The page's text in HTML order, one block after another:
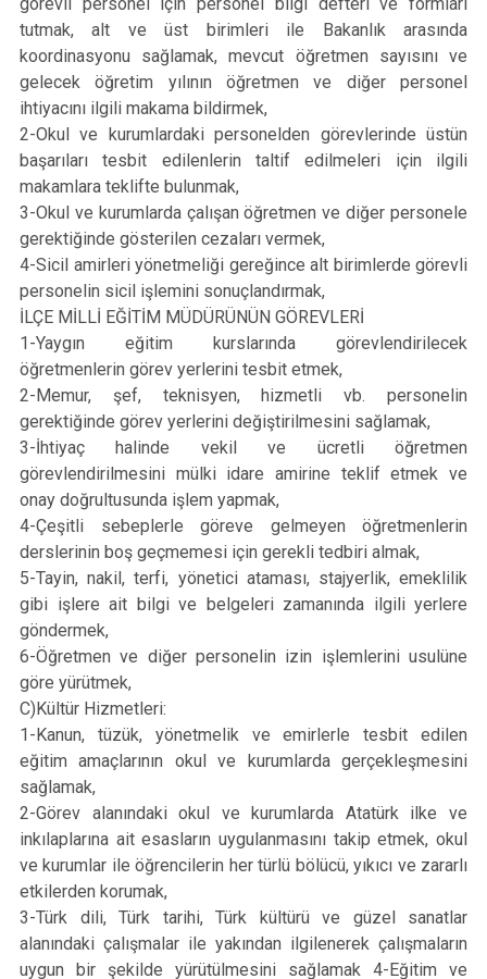
tutmak, alt ve üst birimleri ile Bakanlık arasında
koordinasyonu sağlamak, mevcut öğretmen sayısını ve
gelecek öğretim yılının öğretmen ve diğer personel
ihtiyacını ilgili makama bildirmek,
2-Okul ve kurumlardaki personelden görevlerinde üstün
başarıları tesbit edilenlerin taltif edilmeleri için ilgili
makamlara teklifte bulunmak,
3-Okul ve kurumlarda çalışan öğretmen ve diğer personele
gerektiğinde gösterilen cezaları vermek,
4-Sicil amirleri yönetmeliği gereğince alt birimlerde görevli
personelin sicil işlemini sonuçlandırmak,
İLÇE MİLLİ EĞİTİM MÜDÜRÜNÜN GÖREVLERİ
1-Yaygın eğitim kurslarında görevlendirilecek
öğretmenlerin görev yerlerini tesbit etmek,
2-Memur, şef, teknisyen, hizmetli vb. personelin
gerektiğinde görev yerlerini değiştirilmesini sağlamak,
3-İhtiyaç halinde vekil ve ücretli öğretmen
görevlendirilmesini mülki idare amirine teklif etmek ve
onay doğrultusunda işlem yapmak,
4-Çeşitli sebeplerle göreve gelmeyen öğretmenlerin
derslerinin boş geçmemesi için gerekli tedbiri almak,
5-Tayin, nakil, terfi, yönetici ataması, stajyerlik, emeklilik
gibi işlere ait bilgi ve belgeleri zamanında ilgili yerlere
göndermek,
6-Öğretmen ve diğer personelin izin işlemlerini usulüne
göre yürütmek,
C)Kültür Hizmetleri:
1-Kanun, tüzük, yönetmelik ve emirlerle tesbit edilen
eğitim amaçlarının okul ve kurumlarda gerçekleşmesini
sağlamak,
2-Görev alanındaki okul ve kurumlarda Atatürk ilke ve
inkılaplarına ait esasların uygulanmasını takip etmek, okul
ve kurumlar ile öğrencilerin her türlü bölücü, yıkıcı ve zararlı
etkilerden korumak,
3-Türk dili, Türk tarihi, Türk kültürü ve güzel sanatlar
alanındaki çalışmalar ile yakından ilgilenerek çalışmaların
uygun bir şekilde yürütülmesini sağlamak 4-Eğitim ve